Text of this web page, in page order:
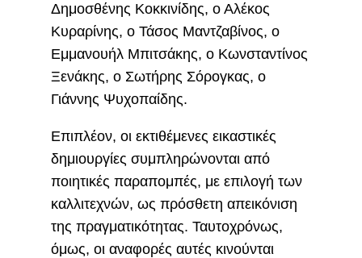
Δημοσθένης Κοκκινίδης, ο Αλέκος
Κυραρίνης, ο Τάσος Μαντζαβίνος, ο
Εμμανουήλ Μπιτσάκης, ο Κωνσταντίνος
Ξενάκης, ο Σωτήρης Σόρογκας, ο
Γιάννης Ψυχοπαίδης.
Επιπλέον, οι εκτιθέμενες εικαστικές
δημιουργίες συμπληρώνονται από
ποιητικές παραπομπές, με επιλογή των
καλλιτεχνών, ως πρόσθετη απεικόνιση
της πραγματικότητας. Ταυτοχρόνως,
όμως, οι αναφορές αυτές κινούνται